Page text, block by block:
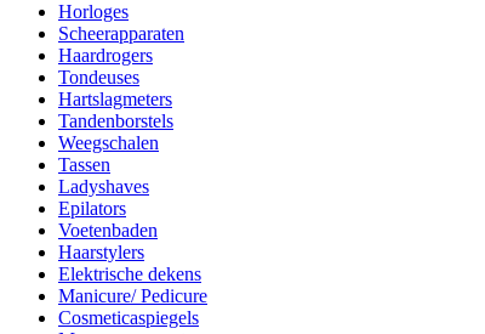
Horloges
Scheerapparaten
Haardrogers
Tondeuses
Hartslagmeters
Tandenborstels
Weegschalen
Tassen
Ladyshaves
Epilators
Voetenbaden
Haarstylers
Elektrische dekens
Manicure/ Pedicure
Cosmeticaspiegels